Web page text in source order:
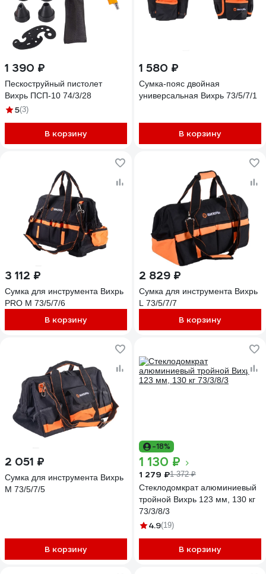
1 390 ₽
Пескоструйный пистолет
Вихрь ПСП-10 74/3/28
5(3)
В корзину
1 580 ₽
Сумка-пояс двойная
универсальная Вихрь 73/5/7/1
В корзину
3 112 ₽
Сумка для инструмента Вихрь
PRO M 73/5/7/6
В корзину
2 829 ₽
Сумка для инструмента Вихрь
L 73/5/7/7
В корзину
2 051 ₽
Сумка для инструмента Вихрь
M 73/5/7/5
В корзину
-18%
1 130 ₽
1 279 ₽1 372 ₽
Стеклодомкрат алюминиевый
тройной Вихрь 123 мм, 130 кг
73/3/8/3
4.9(19)
В корзину